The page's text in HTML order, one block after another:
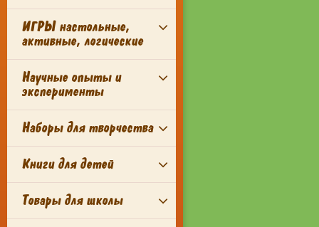
ИГРЫ настольные,
активные, логические
Научные опыты и
эксперименты
Наборы для творчества
Книги для детей
Товары для школы